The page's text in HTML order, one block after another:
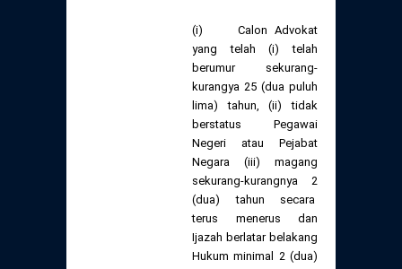
(i) Calon Advokat
yang telah (i) telah
berumur sekurang-
kurangya 25 (dua puluh
lima) tahun, (ii) tidak
berstatus Pegawai
Negeri atau Pejabat
Negara (iii) magang
sekurang-kurangnya 2
(dua) tahun secara
terus menerus dan
Ijazah berlatar belakang
Hukum minimal 2 (dua)